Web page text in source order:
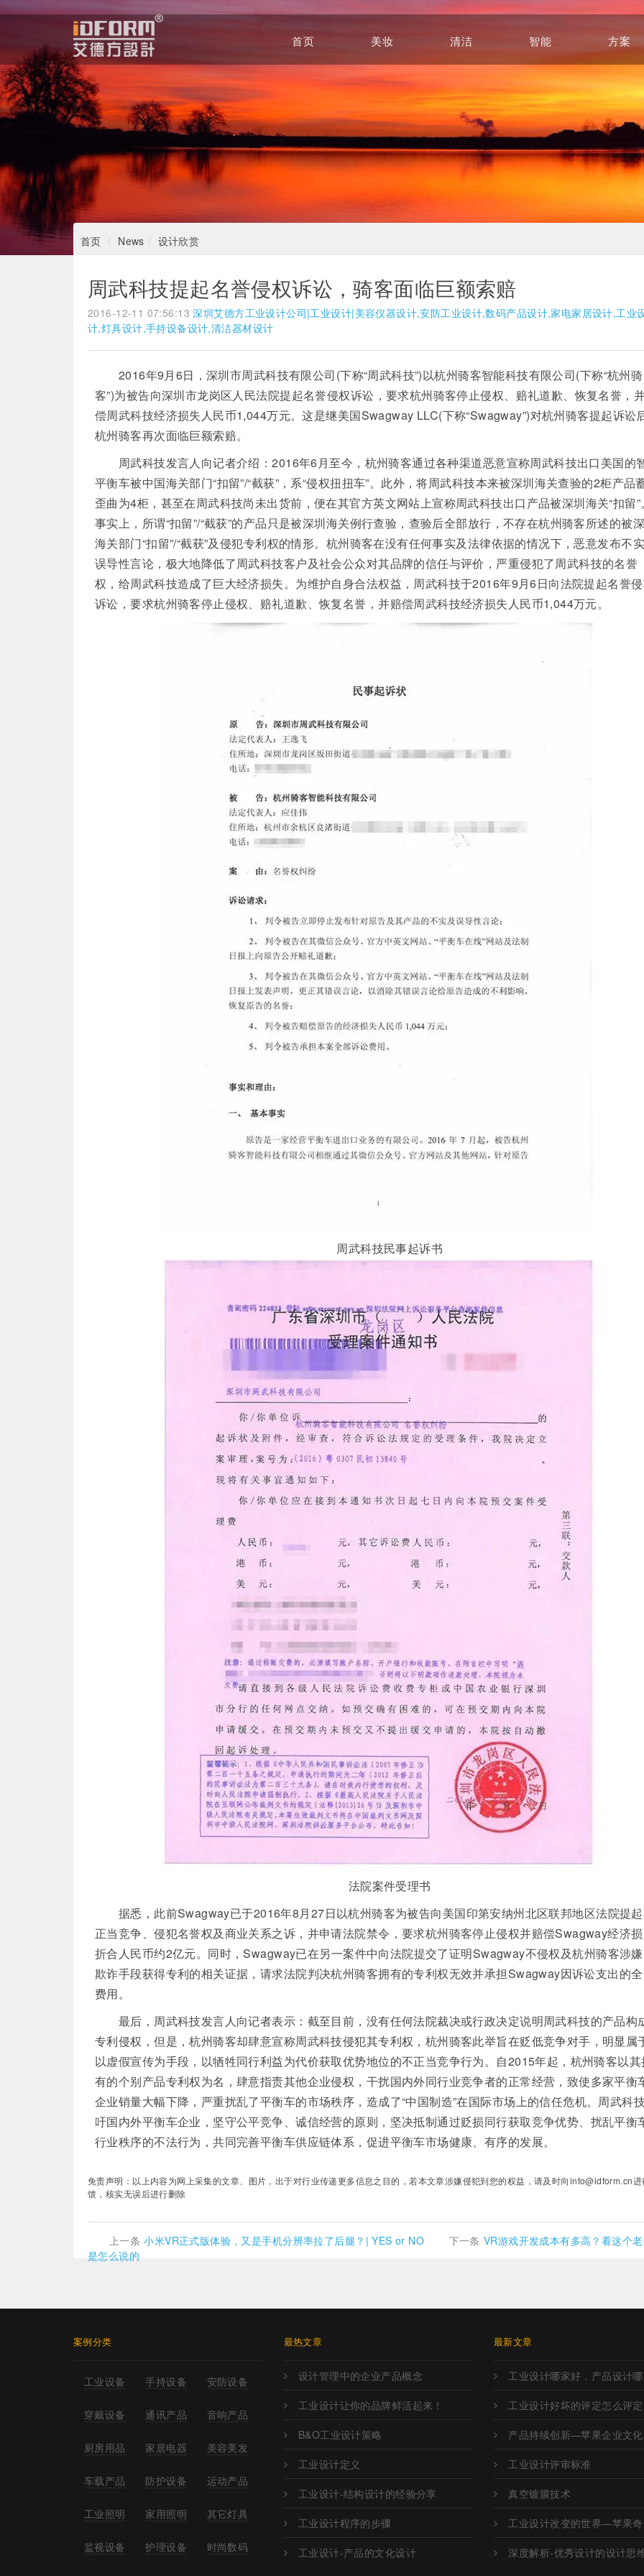
首页
美妆
清洁
Intelligence
智能
方案
首页 News 设计欣赏
周武科技提起名誉侵权诉讼，骑客面临巨额索赔
2016-12-11 07:56:13 深圳艾德方工业设计公司|工业设计|美容仪器设计,安防工业设计,数码产品设计,家电家居设计,工业
计,灯具设计,手持设备设计,清洁器材设计
2016年9月6日，深圳市周武科技有限公司(下称“周武科技”)以杭州骑客智能科技有限公司(下称“杭州骑
客”)为被告向深圳市龙岗区人民法院提起名誉侵权诉讼，要求杭州骑客停止侵权、赔礼道歉、恢复名誉，
偿周武科技经济损失人民币1,044万元。这是继美国Swagway LLC(下称“Swagway”)对杭州骑客提起诉讼
杭州骑客再次面临巨额索赔。
周武科技发言人向记者介绍：2016年6月至今，杭州骑客通过各种渠道恶意宣称周武科技出口美国的
平衡车被中国海关部门“扣留”/“截获”，系“侵权扭扭车”。此外，将周武科技本来被深圳海关查验的2柜产品
歪曲为4柜，甚至在周武科技尚未出货前，便在其官方英文网站上宣称周武科技出口产品被深圳海关“扣留”
事实上，所谓“扣留”/“截获”的产品只是被深圳海关例行查验，查验后全部放行，不存在杭州骑客所述的被
海关部门“扣留”/“截获”及侵犯专利权的情形。杭州骑客在没有任何事实及法律依据的情况下，恶意发布不
误导性言论，极大地降低了周武科技客户及社会公众对其品牌的信任与评价，严重侵犯了周武科技的名誉
权，给周武科技造成了巨大经济损失。为维护自身合法权益，周武科技于2016年9月6日向法院提起名誉
诉讼，要求杭州骑客停止侵权、赔礼道歉、恢复名誉，并赔偿周武科技经济损失人民币1,044万元。
周武科技民事起诉书
法院案件受理书
据悉，此前Swagway已于2016年8月27日以杭州骑客为被告向美国印第安纳州北区联邦地区法院提
正当竞争、侵犯名誉权及商业关系之诉，并申请法院禁令，要求杭州骑客停止侵权并赔偿Swagway经济
折合人民币约2亿元。同时，Swagway已在另一案件中向法院提交了证明Swagway不侵权及杭州骑客涉
欺诈手段获得专利的相关证据，请求法院判决杭州骑客拥有的专利权无效并承担Swagway因诉讼支出的
费用。
最后，周武科技发言人向记者表示：截至目前，没有任何法院裁决或行政决定说明周武科技的产品构
专利侵权，但是，杭州骑客却肆意宣称周武科技侵犯其专利权，杭州骑客此举旨在贬低竞争对手，明显属
以虚假宣传为手段，以牺牲同行利益为代价获取优势地位的不正当竞争行为。自2015年起，杭州骑客以
有的个别产品专利权为名，肆意指责其他企业侵权，干扰国内外同行业竞争者的正常经营，致使多家平衡
企业销量大幅下降，严重扰乱了平衡车的市场秩序，造成了“中国制造”在国际市场上的信任危机。周武科
吁国内外平衡车企业，坚守公平竞争、诚信经营的原则，坚决抵制通过贬损同行获取竞争优势、扰乱平衡
行业秩序的不法行为，共同完善平衡车供应链体系，促进平衡车市场健康、有序的发展。
免责声明：以上内容为网上采集的文章、图片，出于对行业传递更多信息之目的，若本文章涉嫌侵犯到您的权益，请及时向info@idform.cn进
馈，核实无误后进行删除
上一条 小米VR正式版体验，又是手机分辨率拉了后腿？| YES or NO 下一条 VR游戏开发成本有多高？看这个
是怎么说的
案例分类
工业设备 手持设备 安防设备
穿戴设备 通讯产品 音响产品
厨房用品 家居电器 美容美发
车载产品 防护设备 运动产品
工业照明 家用照明 其它灯具
监视设备 护理设备 时尚数码
最热文章
设计管理中的企业产品概念
工业设计让你的品牌鲜活起来！
B&O工业设计策略
工业设计定义
工业设计-结构设计的经验分享
工业设计程序的步骤
工业设计-产品的文化设计
最新文章
工业设计哪家好，产品设计
工业设计好坏的评定怎么评定
产品持续创新—苹果企业文
工业设计评审标准
真空镀膜技术
工业设计改变的世界—苹果
深度解析-优秀设计的设计思